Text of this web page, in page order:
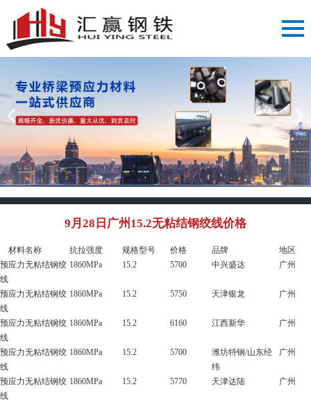
‹ ›
9月28日广州15.2无粘结钢绞线价格
材料名称 抗拉强度 规格型号 价格 品牌
地区
预应力无粘结钢绞
线
1860MPa 15.2 5700 中兴盛达 广州
预应力无粘结钢绞
线
1860MPa 15.2 5750 天津银龙 广州
预应力无粘结钢绞
线
1860MPa 15.2 6160 江西新华 广州
预应力无粘结钢绞
线
1860MPa 15.2 5700
潍坊特钢/山东经
纬
广州
预应力无粘结钢绞
线
1860MPa 15.2 5770 天津达陆 广州